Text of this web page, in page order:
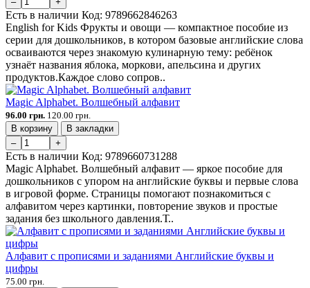
Есть в наличии Код: 9789662846263
English for Kids Фрукты и овощи — компактное пособие из
серии для дошкольников, в котором базовые английские слова
осваиваются через знакомую кулинарную тему: ребёнок
узнаёт названия яблока, моркови, апельсина и других
продуктов.Каждое слово сопров..
Magic Alphabet. Волшебный алфавит
96.00 грн. 120.00 грн.
В корзину
В закладки
–
+
Есть в наличии Код: 9789660731288
Magic Alphabet. Волшебный алфавит — яркое пособие для
дошкольников с упором на английские буквы и первые слова
в игровой форме. Страницы помогают познакомиться с
алфавитом через картинки, повторение звуков и простые
задания без школьного давления.Т..
Алфавит с прописями и заданиями Английские буквы и
цифры
75.00 грн.